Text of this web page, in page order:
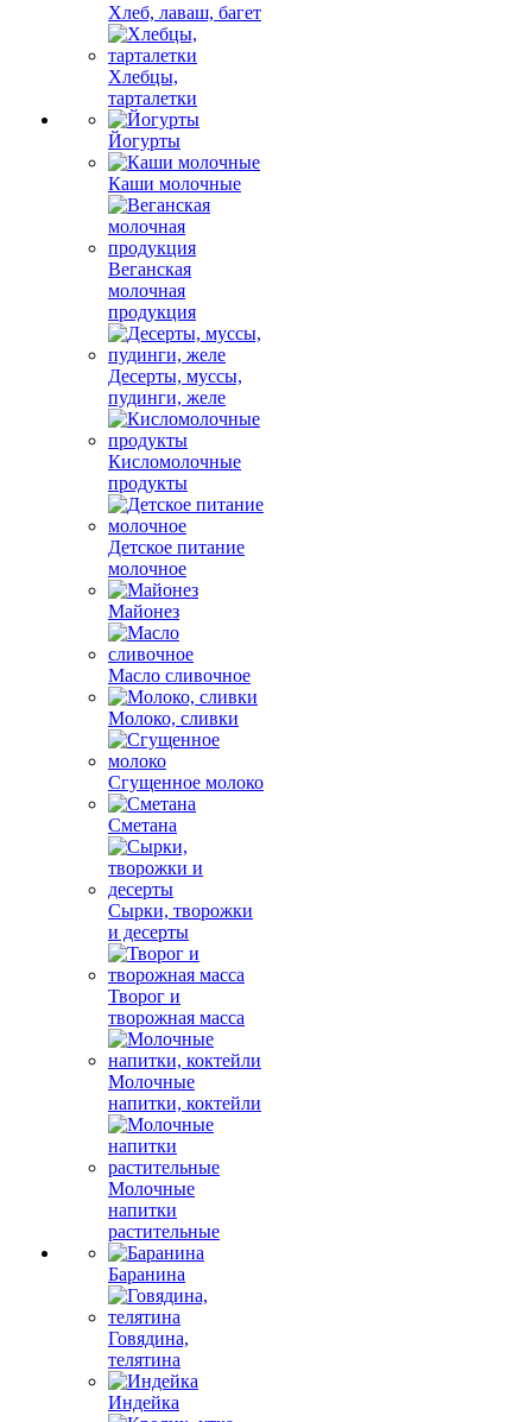
Хлеб, лаваш, багет
Хлебцы,
тарталетки
Йогурты
Каши молочные
Веганская
молочная
продукция
Десерты, муссы,
пудинги, желе
Кисломолочные
продукты
Детское питание
молочное
Майонез
Масло сливочное
Молоко, сливки
Сгущенное молоко
Сметана
Сырки, творожки
и десерты
Творог и
творожная масса
Молочные
напитки, коктейли
Молочные
напитки
растительные
Баранина
Говядина,
телятина
Индейка